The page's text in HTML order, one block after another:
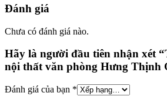
Đánh giá
Chưa có đánh giá nào.
Hãy là người đầu tiên nhận xét
nội thất văn phòng Hưng Thịnh
Đánh giá của bạn *